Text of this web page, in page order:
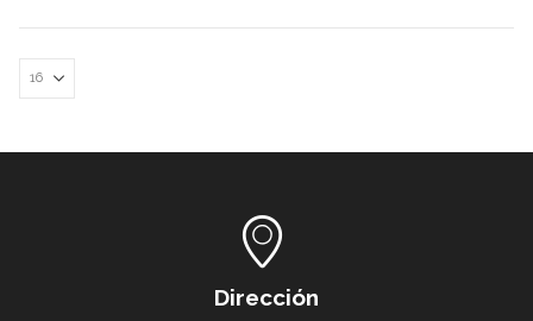
Dirección